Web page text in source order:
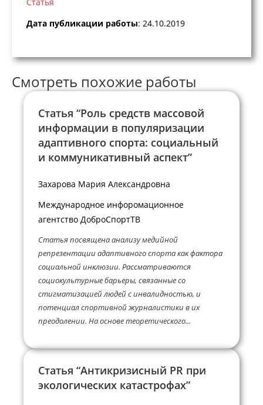
Дата публикации работы: 24.10.2019
Смотреть похожие работы
Статья “Роль средств массовой
информации в популяризации
адаптивного спорта: социальный
и коммуникативный аспект”
Захарова Мария Александровна
Международное инфоромационное
агентство ДоброСпортТВ
Статья посвящена анализу медийной
репрезентации адаптивного спорта как фактора
социальной инклюзии. Рассматриваются
социокультурные барьеры, связанные со
стигматизацией людей с инвалидностью, и
потенциал спортивной журналистики в их
преодолении. На основе теоретического...
Статья “Антикризисный PR при
экологических катастрофах”